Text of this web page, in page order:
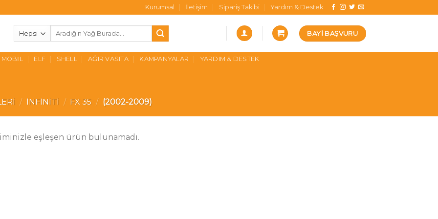
Kurumsal İletişim Sipariş Takibi Yardım & Destek
BAYI BAŞVURU
MOBIL ELF SHELL AĞIR VASITA KAMPANYALAR YARDIM & DESTEK
/ İNFINITI / FX 35 / (2002-2009)
eşleşen ürün bulunamadı.